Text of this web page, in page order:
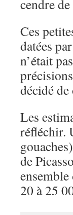
cendre
Ces
datées
n’était
décidé
Les
réfléchir.
de
20 à 25